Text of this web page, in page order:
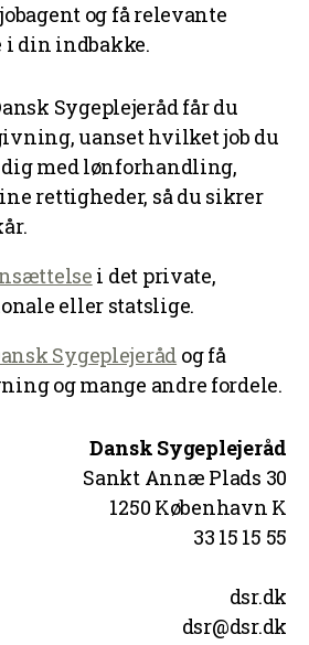
og få relevante
din indbakke.
Sygeplejeråd får du
uanset hvilket job du
med lønforhandling,
rettigheder, så du sikrer
i det private,
eller statslige.
Sygeplejeråd og få
og mange andre fordele.
Dansk Sygeplejeråd
Sankt Annæ Plads 30
1250 København K
33 15 15 55
dsr.dk
dsr@dsr.dk